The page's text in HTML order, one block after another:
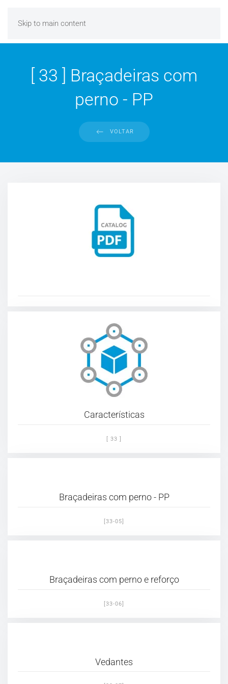
Skip to main content
[ 33 ] Braçadeiras com
perno - PP
VOLTAR
Características
[ 33 ]
Braçadeiras com perno - PP
[33-05]
Braçadeiras com perno e reforço
[33-06]
Vedantes